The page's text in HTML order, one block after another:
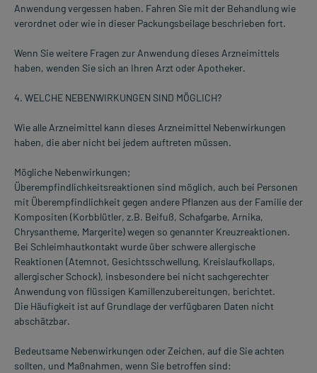
Anwendung vergessen haben. Fahren Sie mit der Behandlung wie
verordnet oder wie in dieser Packungsbeilage beschrieben fort.
Wenn Sie weitere Fragen zur Anwendung dieses Arzneimittels
haben, wenden Sie sich an Ihren Arzt oder Apotheker.
4. WELCHE NEBENWIRKUNGEN SIND MÖGLICH?
Wie alle Arzneimittel kann dieses Arzneimittel Nebenwirkungen
haben, die aber nicht bei jedem auftreten müssen.
Mögliche Nebenwirkungen;
Überempfindlichkeitsreaktionen sind möglich, auch bei Personen
mit Überempfindlichkeit gegen andere Pflanzen aus der Familie der
Kompositen (Korbblütler, z.B. Beifuß, Schafgarbe, Arnika,
Chrysantheme, Margerite) wegen so genannter Kreuzreaktionen.
Bei Schleimhautkontakt wurde über schwere allergische
Reaktionen (Atemnot, Gesichtsschwellung, Kreislaufkollaps,
allergischer Schock), insbesondere bei nicht sachgerechter
Anwendung von flüssigen Kamillenzubereitungen, berichtet.
Die Häufigkeit ist auf Grundlage der verfügbaren Daten nicht
abschätzbar.
Bedeutsame Nebenwirkungen oder Zeichen, auf die Sie achten
sollten, und Maßnahmen, wenn Sie betroffen sind: